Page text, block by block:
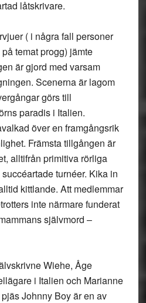
låtskrivare.
( i några fall personer
temat progg) jämte
är gjord med varsam
Scenerna är lagom
görs till
paradis i Italien.
över en framgångsrik
Främsta tillgången är
alltifrån primitiva rörliga
turnéer. Kika in
kittlande. Att medlemmar
inte närmare funderat
självmord –
Wiehe, Åge
i Italien och Marianne
Johnny Boy är en av